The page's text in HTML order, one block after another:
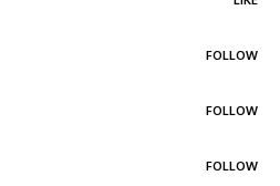
FOLLOW
FOLLOW
FOLLOW